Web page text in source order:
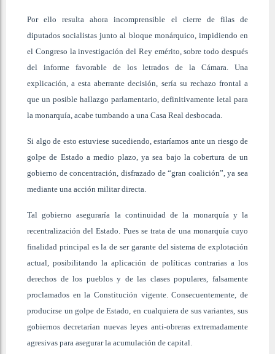
Por ello resulta ahora incomprensible el cierre de filas de
diputados socialistas junto al bloque monárquico, impidiendo en
el Congreso la investigación del Rey emérito, sobre todo después
del informe favorable de los letrados de la Cámara. Una
explicación, a esta aberrante decisión, sería su rechazo frontal a
que un posible hallazgo parlamentario, definitivamente letal para
la monarquía, acabe tumbando a una Casa Real desbocada.
Si algo de esto estuviese sucediendo, estaríamos ante un riesgo de
golpe de Estado a medio plazo, ya sea bajo la cobertura de un
gobierno de concentración, disfrazado de “gran coalición”, ya sea
mediante una acción militar directa.
Tal gobierno aseguraría la continuidad de la monarquía y la
recentralización del Estado. Pues se trata de una monarquía cuyo
finalidad principal es la de ser garante del sistema de explotación
actual, posibilitando la aplicación de políticas contrarias a los
derechos de los pueblos y de las clases populares, falsamente
proclamados en la Constitución vigente. Consecuentemente, de
producirse un golpe de Estado, en cualquiera de sus variantes, sus
gobiernos decretarían nuevas leyes anti-obreras extremadamente
agresivas para asegurar la acumulación de capital.